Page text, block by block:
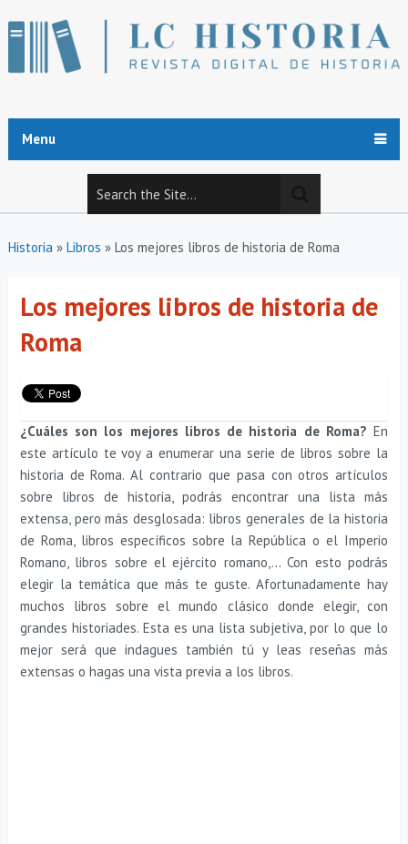
Menu
Historia» Libros » Los mejores libros de historia de Roma
Los mejores libros de historia de
Roma
¿Cuáles son los mejores libros de historia de Roma?En
este artículo te voy a enumerar una serie de libros sobre la
historia de Roma. Al contrario que pasa con otros artículos
sobre libros de historia, podrás encontrar una lista más
extensa, pero más desglosada: libros generales de la historia
de Roma, libros específicos sobre la República o el Imperio
Romano, libros sobre el ejército romano,… Con esto podrás
elegir la temática que más te guste. Afortunadamente hay
muchos libros sobre el mundo clásico donde elegir, con
grandes historiades. Esta es una lista subjetiva, por lo que lo
mejor será que indagues también tú y leas reseñas más
extensas o hagas una vista previa a los libros.